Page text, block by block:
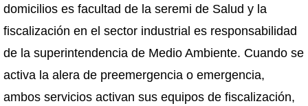
domicilios es facultad de la seremi de Salud y la
fiscalización en el sector industrial es responsabilidad
de la superintendencia de Medio Ambiente. Cuando se
activa la alera de preemergencia o emergencia,
ambos servicios activan sus equipos de fiscalización,